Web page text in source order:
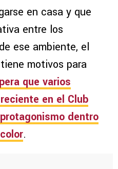
en casa y que
entre los
ese ambiente, el
motivos para
que varios
en el Club
dentro
.